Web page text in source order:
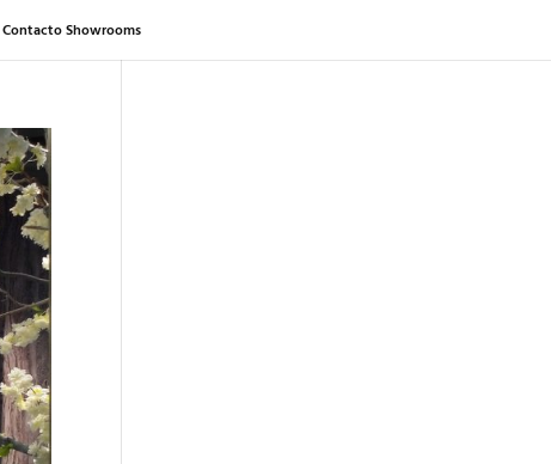
Contacto Showrooms